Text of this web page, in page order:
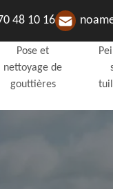
48 10 16
Pose et
nettoyage de
gouttières